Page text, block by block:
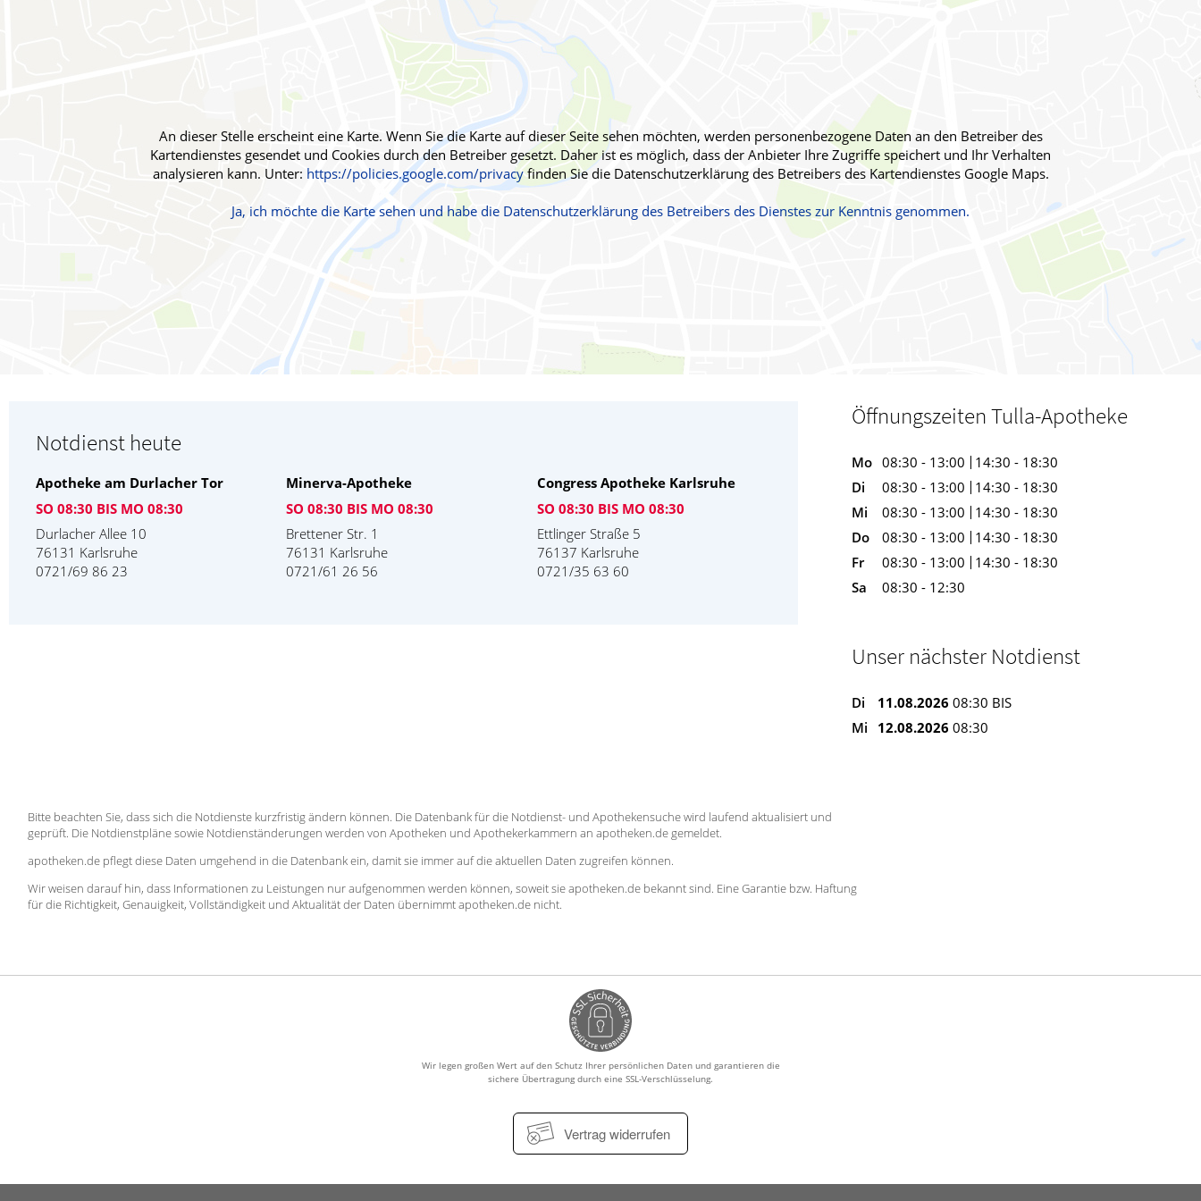
Schmerz- und Schlafmedizin
Frauenkrankheiten
Männerkrankheiten
An dieser Stelle erscheint eine Karte. Wenn Sie die Karte auf dieser Seite sehen möchten, werden personenbezogene Daten an den Betreiber des
Kartendienstes gesendet und Cookies durch den Betreiber gesetzt. Daher ist es möglich, dass der Anbieter Ihre Zugriffe speichert und Ihr Verhalten
analysieren kann. Unter: https://policies.google.com/privacyfinden Sie die Datenschutzerklärung des Betreibers des Kartendienstes Google Maps.
Ja, ich möchte die Karte sehen und habe die Datenschutzerklärung des Betreibers des Dienstes zur Kenntnis genommen.
Notdienst heute
Apotheke am Durlacher Tor
SO 08:30 BIS MO 08:30
Durlacher Allee 10
76131 Karlsruhe
0721/69 86 23
Minerva-Apotheke
SO 08:30 BIS MO 08:30
Brettener Str. 1
76131 Karlsruhe
0721/61 26 56
Congress Apotheke Karlsruhe
SO 08:30 BIS MO 08:30
Ettlinger Straße 5
76137 Karlsruhe
0721/35 63 60
Öffnungszeiten Tulla-Apotheke
Mo 08:30 - 13:00
14:30 - 18:30
Di
08:30 - 13:00
14:30 - 18:30
Mi
08:30 - 13:00
14:30 - 18:30
Do
08:30 - 13:00
14:30 - 18:30
Fr
08:30 - 13:00
14:30 - 18:30
Sa
08:30 - 12:30
Unser nächster Notdienst
Di 11.08.2026 08:30 BIS
Mi
12.08.2026 08:30
Bitte beachten Sie, dass sich die Notdienste kurzfristig ändern können. Die Datenbank für die Notdienst- und Apothekensuche wird laufend aktualisiert und
geprüft. Die Notdienstpläne sowie Notdienständerungen werden von Apotheken und Apothekerkammern an apotheken.de gemeldet.
apotheken.de pflegt diese Daten umgehend in die Datenbank ein, damit sie immer auf die aktuellen Daten zugreifen können.
Wir weisen darauf hin, dass Informationen zu Leistungen nur aufgenommen werden können, soweit sie apotheken.de bekannt sind. Eine Garantie bzw. Haftung
für die Richtigkeit, Genauigkeit, Vollständigkeit und Aktualität der Daten übernimmt apotheken.de nicht.
Wir legen großen Wert auf den Schutz Ihrer persönlichen Daten und garantieren die
sichere Übertragung durch eine SSL-Verschlüsselung.
Vertrag widerrufen